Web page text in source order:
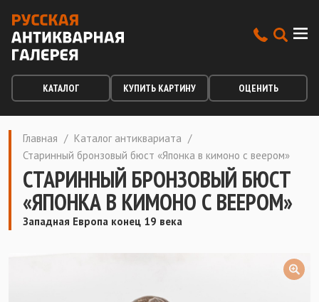
КАТАЛОГ КУПИТЬ КАРТИНУ ОЦЕНИТЬ
Главная / Каталог антиквариата /
Старинный бронзовый бюст «Японка в кимоно с веером»
СТАРИННЫЙ БРОНЗОВЫЙ БЮСТ
«ЯПОНКА В КИМОНО С ВЕЕРОМ»
Западная Европа конец 19 века